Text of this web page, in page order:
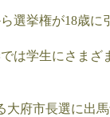
選挙権が18歳に
は学生にさまざ
大府市長選に出